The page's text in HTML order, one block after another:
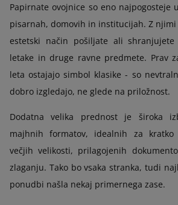
Papirnate ovojnice so eno najpogosteje
pisarnah, domovih in institucijah. Z
estetski način pošiljate ali shranjujete
letake in druge ravne predmete. Prav
leta ostajajo simbol klasike - so
dobro izgledajo, ne glede na priložnost.
Dodatna velika prednost je široka
majhnih formatov, idealnih za kratko
večjih velikosti, prilagojenih
zlaganju. Tako bo vsaka stranka, tudi
ponudbi našla nekaj primernega zase.